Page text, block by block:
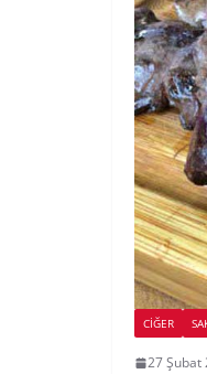
CIĞER
27 Şubat